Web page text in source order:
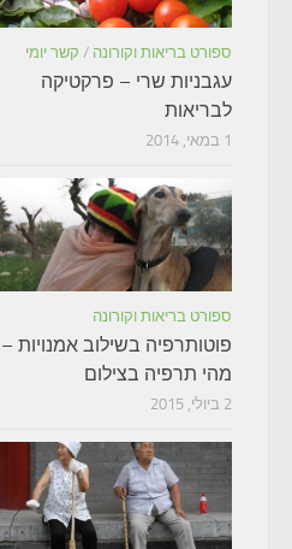
ספורט בריאות וקורונה / קשר יומי
עגבניות שרי – פרקטיקה
לבריאות
1 במאי, 2014
ספורט בריאות וקורונה
פוטותרפיה בשילוב אמנויות –
מהי תרפיה בצילום
2 ביולי, 2015